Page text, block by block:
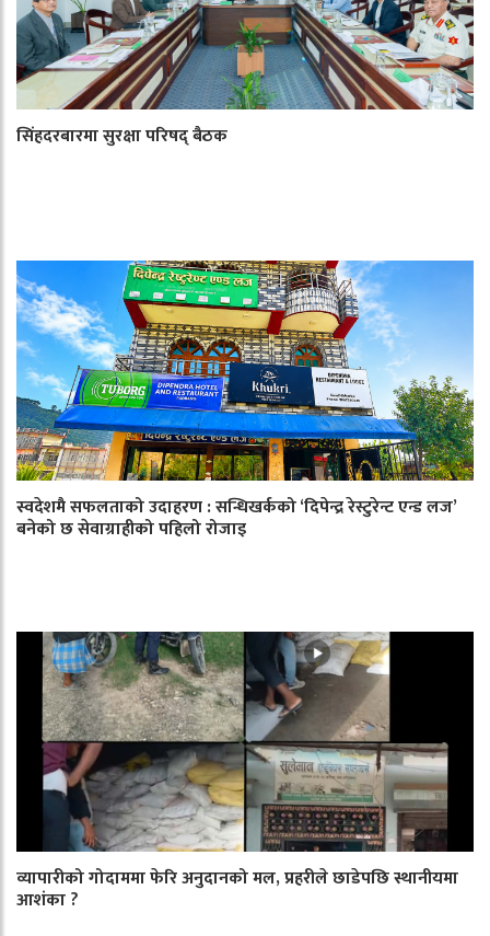
सिंहदरबारमा सुरक्षा परिषद् बैठक
स्वदेशमै सफलताको उदाहरण : सन्धिखर्कको ‘दिपेन्द्र रेस्टुरेन्ट एन्ड लज’
बनेको छ सेवाग्राहीको पहिलो रोजाइ
व्यापारीको गोदाममा फेरि अनुदानको मल, प्रहरीले छाडेपछि स्थानीयमा
आशंका ?